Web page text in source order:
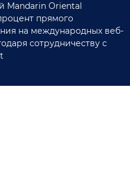
Mandarin Oriental
прямого
на международных веб-
сотрудничеству с